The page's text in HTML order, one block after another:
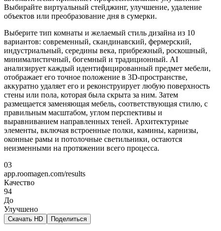
Выбирайте виртуальный стейджинг, улучшение, удаление
объектов или преобразование дня в сумерки.
Выберите тип комнаты и желаемый стиль дизайна из 10
вариантов: современный, скандинавский, фермерский,
индустриальный, середины века, прибрежный, роскошный,
минималистичный, богемный и традиционный. AI
анализирует каждый идентифицированный предмет мебели,
отображает его точное положение в 3D-пространстве,
аккуратно удаляет его и реконструирует любую поверхность
стены или пола, которая была скрыта за ним. Затем
размещается заменяющая мебель, соответствующая стилю, с
правильным масштабом, углом перспективы и
выравниванием направленных теней. Архитектурные
элементы, включая встроенные полки, камины, карнизы,
оконные рамы и потолочные светильники, остаются
неизменными на протяжении всего процесса.
03
app.roomagen.com/results
Качество
94
До
Улучшено
Скачать HD Поделиться